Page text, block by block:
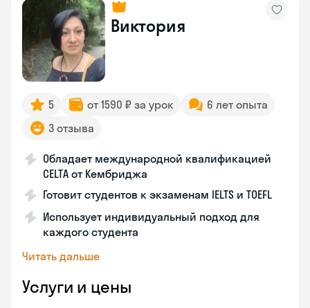
Виктория
5 от 1590 ₽ за урок
6 лет опыта
3 отзыва
Обладает международной квалификацией
CELTA от Кембриджа
Готовит студентов к экзаменам IELTS и TOEFL
Использует индивидуальный подход для
каждого студента
Читать дальше
Услуги и цены